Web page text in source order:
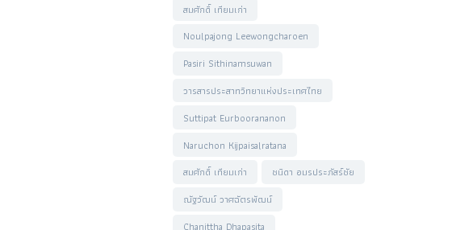
สมศักดิ์ เทียมเก่า
Noulpajong Leewongcharoen
Pasiri Sithinamsuwan
วารสารประสาทวิทยาแห่งประเทศไทย
Suttipat Eurboorananon
Naruchon Kijpaisalratana
สมศักดิ์ เทียมเก่า
ชนิดา อมรประภัสร์ชัย
ณัฐวัฒน์ วาศฉัตรพัฒน์
Chanittha Dhapasita